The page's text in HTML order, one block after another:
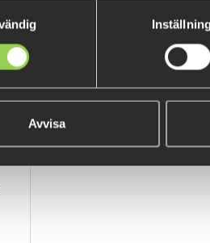
Avvisa